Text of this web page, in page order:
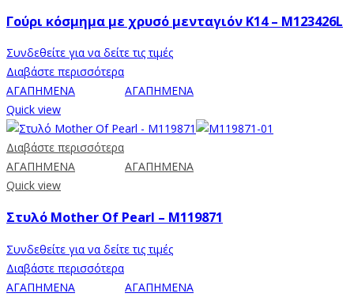
Γούρι κόσμημα με χρυσό μενταγιόν Κ14 – M123426L
Συνδεθείτε για να δείτε τις τιμές
Διαβάστε περισσότερα
ΑΓΑΠΗΜΕΝΑ
ΑΓΑΠΗΜΕΝΑ
Quick view
Διαβάστε περισσότερα
ΑΓΑΠΗΜΕΝΑ
ΑΓΑΠΗΜΕΝΑ
Quick view
Στυλό Mother Of Pearl – M119871
Συνδεθείτε για να δείτε τις τιμές
Διαβάστε περισσότερα
ΑΓΑΠΗΜΕΝΑ
ΑΓΑΠΗΜΕΝΑ